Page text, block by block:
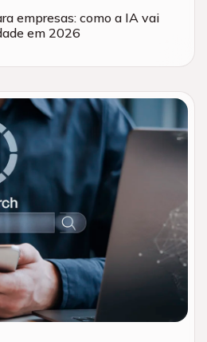
empresas: como a IA vai
em 2026